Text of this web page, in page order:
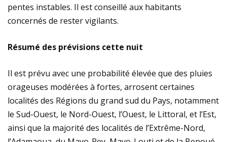
pentes instables. Il est conseillé aux habitants
concernés de rester vigilants.
Résumé des prévisions cette nuit
Il est prévu avec une probabilité élevée que des pluies
orageuses modérées à fortes, arrosent certaines
localités des Régions du grand sud du Pays, notamment
le Sud-Ouest, le Nord-Ouest, l’Ouest, le Littoral, et l’Est,
ainsi que la majorité des localités de l’Extrême-Nord,